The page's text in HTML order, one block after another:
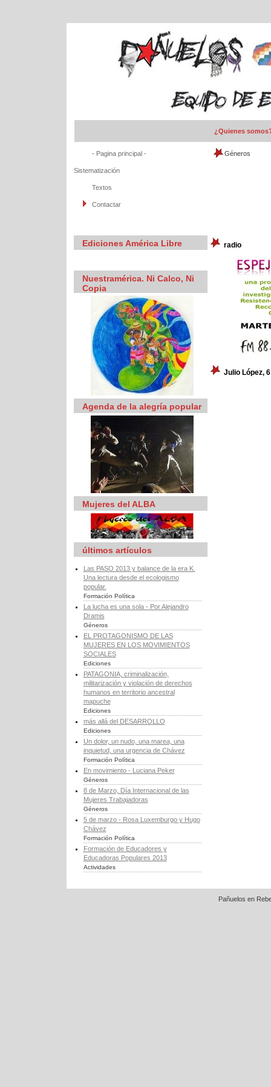
¿Quienes
- Pagina principal -
Sistematización
Textos
Contactar
Ediciones América Libre
Nuestramérica. Ni Calco, Ni
Copia
Agenda de la alegría popular
Mujeres del ALBA
últimos artículos
Las PASO 2013 y balance de la era K.
Una lectura desde el ecologismo
popular.
Formación Política
La lucha es una sola - Por Alejandro
Dramis
Géneros
EL PROTAGONISMO DE LAS
MUJERES EN LOS MOVIMIENTOS
SOCIALES
Ediciones
PATAGONIA, criminalización,
militarización y violación de derechos
humanos en territorio ancestral
mapuche
Ediciones
más allá del DESARROLLO
Ediciones
Un dolor, un nudo, una marea, una
inquietud, una urgencia de Chávez
Formación Política
En movimiento - Luciana Peker
Géneros
8 de Marzo, Día Internacional de las
Mujeres Trabajadoras
Géneros
5 de marzo - Rosa Luxemburgo y Hugo
Chávez
Formación Política
Formación de Educadores y
Educadoras Populares 2013
Actividades
Géneros
radio
Julio López,
Pañuelos en